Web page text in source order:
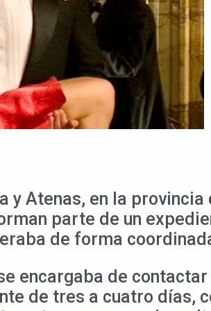
Atenas, en la provincia
parte de un
de forma
encargaba de
de tres a cuatro días,